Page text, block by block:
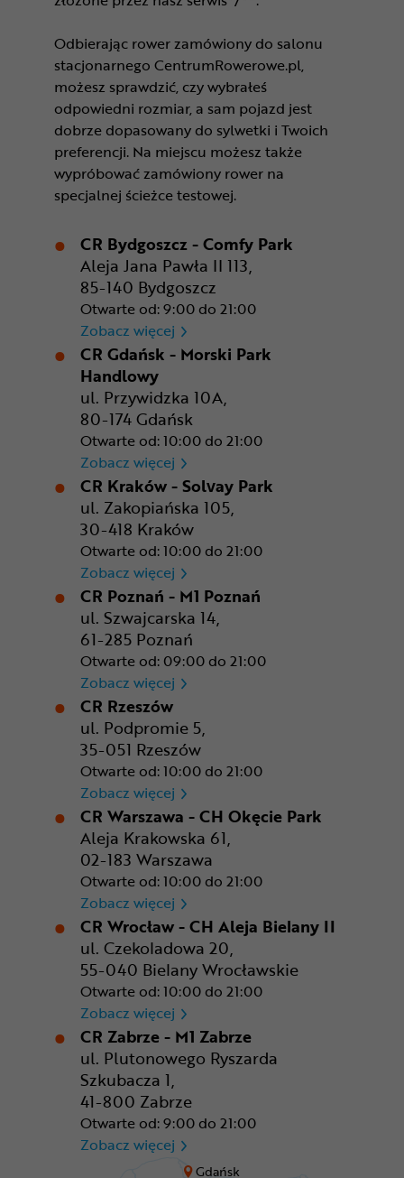
Odbierając rower zamówiony do salonu
stacjonarnego CentrumRowerowe.pl,
możesz sprawdzić, czy wybrałeś
odpowiedni rozmiar, a sam pojazd jest
dobrze dopasowany do sylwetki i Twoich
preferencji. Na miejscu możesz także
wypróbować zamówiony rower na
specjalnej ścieżce testowej.
Gdańsk
CR Bydgoszcz - Comfy Park
Aleja Jana Pawła II 113,
85-140 Bydgoszcz
Otwarte od: 9:00 do 21:00
Zobacz więcej CR Bydgoszcz - Comfy Park
CR Gdańsk - Morski Park
Handlowy
ul. Przywidzka 10A,
80-174 Gdańsk
Otwarte od: 10:00 do 21:00
Zobacz więcej CR Gdańsk - Morski Park
CR Kraków - Solvay Park
ul. Zakopiańska 105,
30-418 Kraków
Otwarte od: 10:00 do 21:00
Zobacz więcej CR Kraków - Solvay Park
CR Poznań - M1 Poznań
ul. Szwajcarska 14,
61-285 Poznań
Otwarte od: 09:00 do 21:00
Zobacz więcej CR Poznań - M1 Poznań
CR Rzeszów
ul. Podpromie 5,
35-051 Rzeszów
Otwarte od: 10:00 do 21:00
Zobacz więcej CR Rzeszów
CR Warszawa - CH Okęcie Park
Aleja Krakowska 61,
02-183 Warszawa
Otwarte od: 10:00 do 21:00
Zobacz więcej CR Warszawa - CH Okęcie
CR Wrocław - CH Aleja Bielany II
ul. Czekoladowa 20,
55-040 Bielany Wrocławskie
Otwarte od: 10:00 do 21:00
Zobacz więcej CR Wrocław - CH Aleja
CR Zabrze - M1 Zabrze
ul. Plutonowego Ryszarda
Szkubacza 1,
41-800 Zabrze
Otwarte od: 9:00 do 21:00
Zobacz więcej CR Zabrze - M1 Zabrze